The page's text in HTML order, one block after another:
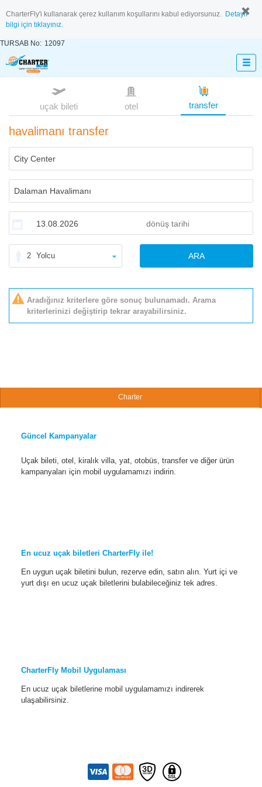
CharterFly'i kullanarak çerez kullanım koşullarını kabul ediyorsunuz. Detaylı
bilgi için tıklayınız.
TURSAB No: 12097
uçak bileti otel transfer
havalimanı transfer
2 Yolcu ARA
Aradığınız kriterlere göre sonuç bulunamadı. Arama
kriterlerinizi değiştirip tekrar arayabilirsiniz.
Charter
Güncel Kampanyalar
Uçak bileti, otel, kiralık villa, yat, otobüs, transfer ve diğer ürün
kampanyaları için mobil uygulamamızı indirin.
En ucuz uçak biletleri CharterFly ile!
En uygun uçak biletini bulun, rezerve edin, satın alın. Yurt içi ve
yurt dışı en ucuz uçak biletlerini bulabileceğiniz tek adres.
CharterFly Mobil Uygulaması
En ucuz uçak biletlerine mobil uygulamamızı indirerek
ulaşabilirsiniz.